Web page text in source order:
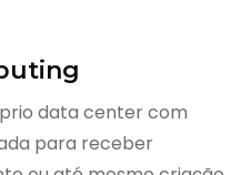
data center com
para receber